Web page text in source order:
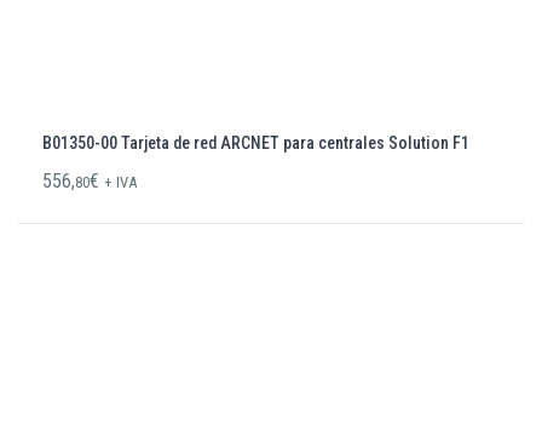
B01350-00 Tarjeta de red ARCNET para centrales Solution F1
556,80€ + IVA